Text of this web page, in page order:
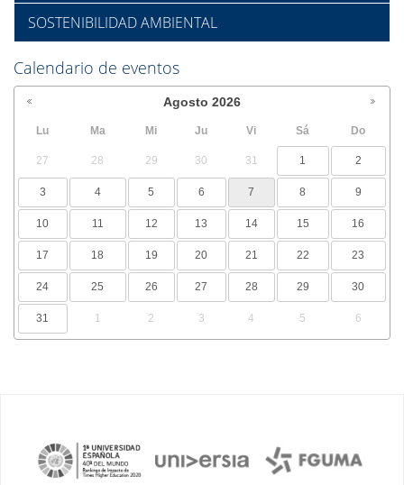
SOSTENIBILIDAD AMBIENTAL
Calendario de eventos
Agosto 2026
Lu Ma Mi Ju Vi Sá Do
27 28 29 30 31 1 2
3 4 5 6 7 8 9
10 11 12 13 14 15 16
17 18 19 20 21 22 23
24 25 26 27 28 29 30
31 1 2 3 4 5 6